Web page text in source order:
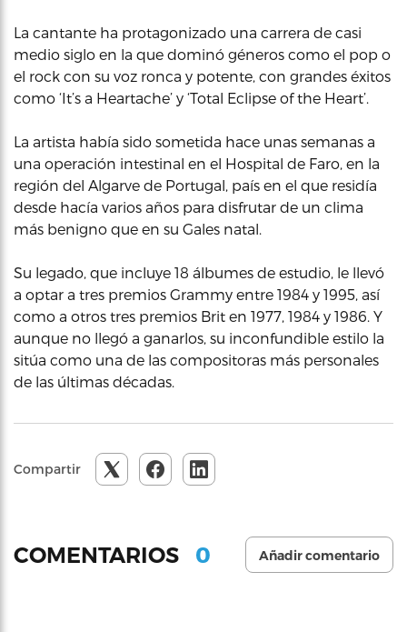
La cantante ha protagonizado una carrera de casi
medio siglo en la que dominó géneros como el pop o
el rock con su voz ronca y potente, con grandes éxitos
como ‘It’s a Heartache’ y ‘Total Eclipse of the Heart’.
La artista había sido sometida hace unas semanas a
una operación intestinal en el Hospital de Faro, en la
región del Algarve de Portugal, país en el que residía
desde hacía varios años para disfrutar de un clima
más benigno que en su Gales natal.
Su legado, que incluye 18 álbumes de estudio, le llevó
a optar a tres premios Grammy entre 1984 y 1995, así
como a otros tres premios Brit en 1977, 1984 y 1986. Y
aunque no llegó a ganarlos, su inconfundible estilo la
sitúa como una de las compositoras más personales
de las últimas décadas.
Compartir
COMENTARIOS 0 Añadir comentario